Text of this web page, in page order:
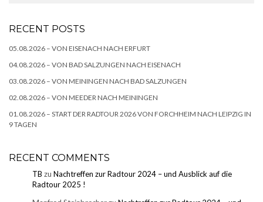
RECENT POSTS
05.08.2026 – VON EISENACH NACH ERFURT
04.08.2026 – VON BAD SALZUNGEN NACH EISENACH
03.08.2026 – VON MEININGEN NACH BAD SALZUNGEN
02.08.2026 – VON MEEDER NACH MEININGEN
01.08.2026 – START DER RADTOUR 2026 VON FORCHHEIM NACH LEIPZIG IN
9 TAGEN
RECENT COMMENTS
TB zu Nachtreffen zur Radtour 2024 – und Ausblick auf die
Radtour 2025 !